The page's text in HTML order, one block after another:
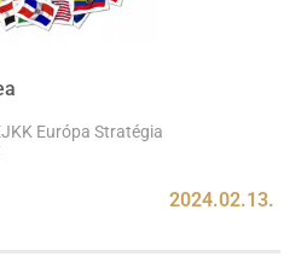
Európa Stratégia
2024.02.13.